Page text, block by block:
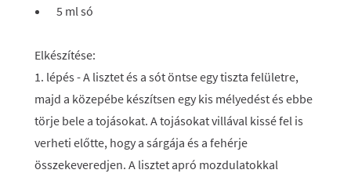
5 ml só
Elkészítése:
1. lépés - A lisztet és a sót öntse egy tiszta felületre,
majd a közepébe készítsen egy kis mélyedést és ebbe
törje bele a tojásokat. A tojásokat villával kissé fel is
verheti előtte, hogy a sárgája és a fehérje
összekeveredjen. A lisztet apró mozdulatokkal